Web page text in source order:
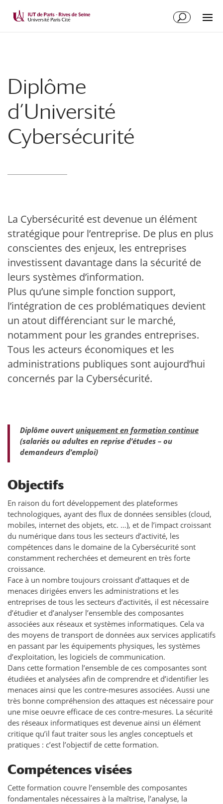
Diplôme
d’Université
Cybersécurité
La Cybersécurité est devenue un élément
stratégique pour l’entreprise. De plus en plus
conscientes des enjeux, les entreprises
investissent davantage dans la sécurité de
leurs systèmes d’information.
Plus qu’une simple fonction support,
l’intégration de ces problématiques devient
un atout différenciant sur le marché,
notamment pour les grandes entreprises.
Tous les acteurs économiques et les
administrations publiques sont aujourd’hui
concernés par la Cybersécurité.
Diplôme ouvertuniquement en formation continue
(salariés ou adultes en reprise d’études – ou
demandeurs d’emploi)
Objectifs
En raison du fort développement des plateformes
technologiques, ayant des flux de données sensibles (cloud,
mobiles, internet des objets, etc. …), et de l’impact croissant
du numérique dans tous les secteurs d’activité, les
compétences dans le domaine de la Cybersécurité sont
constamment recherchées et demeurent en très forte
croissance.
Face à un nombre toujours croissant d’attaques et de
menaces dirigées envers les administrations et les
entreprises de tous les secteurs d’activités, il est nécessaire
d’étudier et d’analyser l’ensemble des composantes
associées aux réseaux et systèmes informatiques. Cela va
des moyens de transport de données aux services applicatifs
en passant par les équipements physiques, les systèmes
d’exploitation, les logiciels de communication.
Dans cette formation l’ensemble de ces composantes sont
étudiées et analysées afin de comprendre et d’identifier les
menaces ainsi que les contre-mesures associées. Aussi une
très bonne compréhension des attaques est nécessaire pour
une mise oeuvre efficace de ces contre-mesures. La sécurité
des réseaux informatiques est devenue ainsi un élément
critique qu’il faut traiter sous les angles conceptuels et
pratiques : c’est l’objectif de cette formation.
Compétences visées
Cette formation couvre l’ensemble des composantes
fondamentales nécessaires à la maîtrise, l’analyse, la